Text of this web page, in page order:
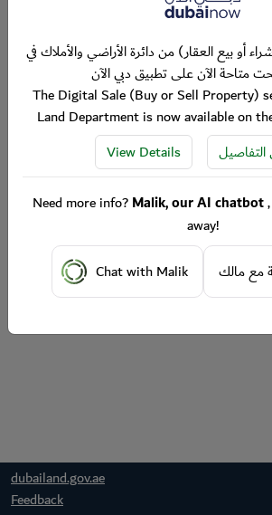
dubailand.gov.ae
Feedback
أو بيع العقار) من دائرة الأراضي والأملاك في
متاحة الآن على تطبيق دبي الآن
The Digital Sale (Buy or Sell Property)
Land Department is now available on
View Details
Need more info?Malik, our AI chatbot
away!
Chat with Malik
مع مالك